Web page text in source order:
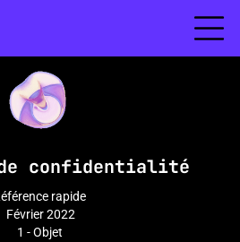
confidentialité
rapide
Février 2022
1 - Objet